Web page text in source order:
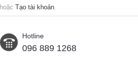
hoặc Tạo tài khoản.
Hotline
096 889 1268